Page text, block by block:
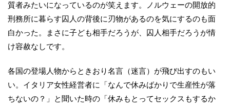
質者みたいになっているのが笑えます。ノルウェーの開放的
刑務所に暮らす囚人の背後に刃物があるのを気にするのも面
白かった。まさに子ども相手だろうが、囚人相手だろうが情
け容赦なしです。
各国の登場人物からときおり名言（迷言）が飛び出すのもい
い。イタリア女性経営者に「なんで休みばかりで生産性が落
ちないの？」と聞いた時の「休みもとってセックスもするか